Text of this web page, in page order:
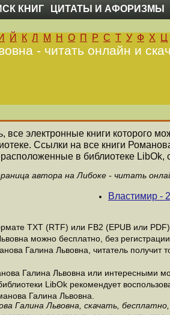
КНИГ ЦИТАТЫ И АФОРИЗМЫ
Й К Л М Н О П Р С Т У Ф Х Ц
- читать онлайн и
все электронные книги которого
Ссылки на все книги
в библиотеке LibOk,
автора на Либоке - читать
Властимир -
ТХТ (RTF) или FB2 (EPUB или
можно бесплатно, без
Галина Львовна, читатель получит
Галина Львовна или интересными
LibOk рекомендует
Галина Львовна.
Галина Львовна, скачать,